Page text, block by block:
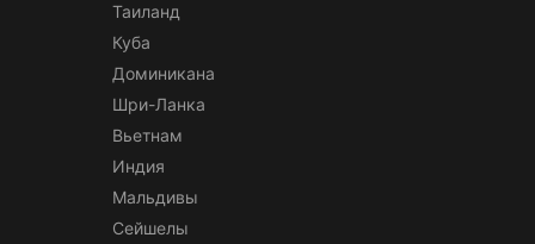
Таиланд
Куба
Доминикана
Шри-Ланка
Вьетнам
Индия
Мальдивы
Сейшелы